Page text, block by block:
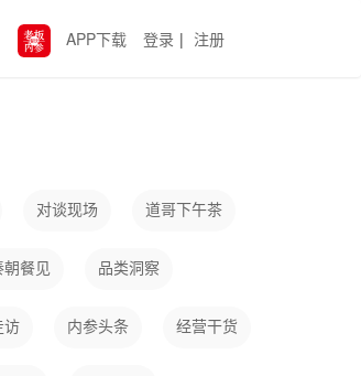
APP下载 登录 | 注册
对谈现场 道哥下午茶
朝餐见 品类洞察
访 内参头条 经营干货